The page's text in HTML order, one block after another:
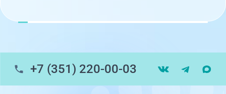
+7 (351) 220-00-03